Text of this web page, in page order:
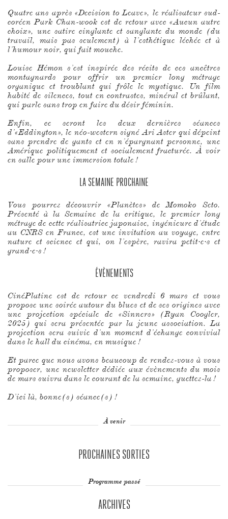
Quatre ans après «Decision to Leave», le réalisateur sud-
coréen Park Chan-wook est de retour avec «Aucun autre
choix», une satire cinglante et sanglante du monde (du
travail, mais pas seulement) à l’esthétique léchée et à
l’humour noir, qui fait mouche.
Louise Hémon s’est inspirée des récits de ces ancêtres
montagnards pour offrir un premier long métrage
organique et troublant qui frôle le mystique. Un film
habité de silences, tout en contrastes, minéral et brûlant,
qui parle sans trop en faire du désir féminin.
Enfin, ce seront les deux dernières séances
d’«Eddington», le néo-western signé Ari Aster qui dépeint
sans prendre de gants et en n’épargnant personne, une
Amérique politiquement et socialement fracturée. À voir
en salle pour une immersion totale !
LA SEMAINE PROCHAINE
Vous pourrez découvrir «Planètes» de Momoko Seto.
Présenté à la Semaine de la critique, le premier long
métrage de cette réalisatrice japonaise, ingénieure d’étude
au CNRS en France, est une invitation au voyage, entre
nature et science et qui, on l’espère, ravira petit·e·s et
grand·e·s !
ÉVÈNEMENTS
CinéPlatine est de retour ce vendredi 6 mars et vous
propose une soirée autour du blues et de ses origines avec
une projection spéciale de «Sinners» (Ryan Coogler,
2025) qui sera présentée par la jeune association. La
projection sera suivie d’un moment d’échange convivial
dans le hall du cinéma, en musique !
Et parce que nous avons beaucoup de rendez-vous à vous
proposer, une newsletter dédiée aux évènements du mois
de mars suivra dans le courant de la semaine, guettez-la !
D’ici là, bonne(s) séance(s) !
À venir
PROCHAINES SORTIES
Programme passé
ARCHIVES